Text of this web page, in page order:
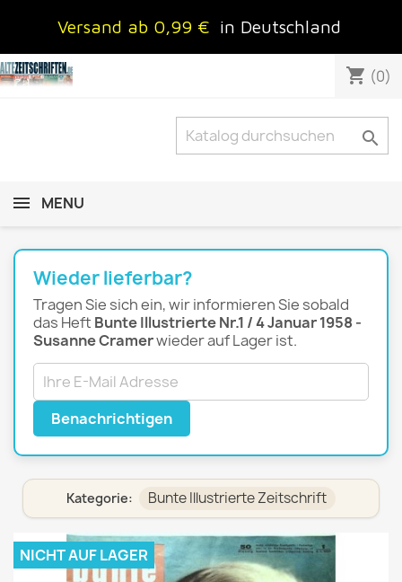
Versand ab 0,99 € in Deutschland
shopping_cart (0)

MENU
Wieder lieferbar?
Tragen Sie sich ein, wir informieren Sie sobald
das Heft Bunte Illustrierte Nr.1 / 4 Januar 1958 -
Susanne Cramerwieder auf Lager ist.
Benachrichtigen
Kategorie: Bunte Illustrierte Zeitschrift
NICHT AUF LAGER